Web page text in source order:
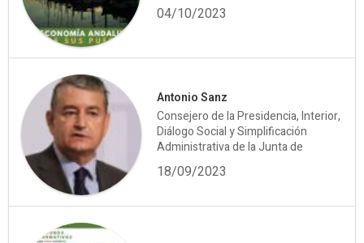
04/10/2023
Antonio Sanz
Consejero de la Presidencia, Interior,
Diálogo Social y Simplificación
Administrativa de la Junta de
18/09/2023